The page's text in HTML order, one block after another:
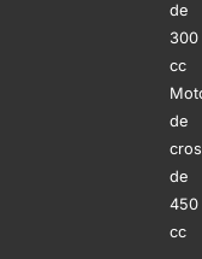
de
300
cc
de
de
450
cc